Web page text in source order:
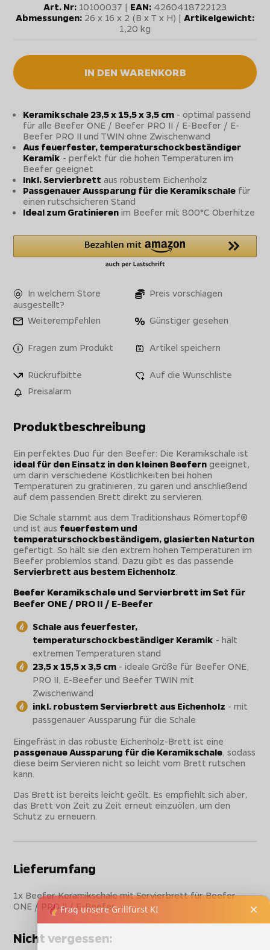
Art. Nr: 10100037 | EAN: 4260418722123
Abmessungen: 26 x 16 x 2 (B x T x H) | Artikelgewicht:
1,20 kg
IN DEN WARENKORB
Keramikschale 23,5 x 15,5 x 3,5 cm - optimal passend
für alle Beefer ONE / Beefer PRO II / E-Beefer / E-
Beefer PRO II und TWIN ohne Zwischenwand
Aus feuerfester, temperaturschockbeständiger
Keramik - perfekt für die hohen Temperaturen im
Beefer geeignet
Inkl. Servierbrett aus robustem Eichenholz
Passgenauer Aussparung für die Keramikschale für
einen rutschsicheren Stand
Ideal zum Gratinieren im Beefer mit 800°C Oberhitze
In welchem Store
ausgestellt?
Preis vorschlagen
Weiterempfehlen Günstiger gesehen
Fragen zum Produkt Artikel speichern
Rückrufbitte
Auf die Wunschliste
Preisalarm
Produktbeschreibung
Ein perfektes Duo für den Beefer: Die Keramikschale ist
ideal für den Einsatz in den kleinen Beefern geeignet,
um darin verschiedene Köstlichkeiten bei hohen
Temperaturen zu gratinieren, zu garen und anschließend
auf dem passenden Brett direkt zu servieren.
Die Schale stammt aus dem Traditionshaus Römertopf®
und ist aus feuerfestem und
temperaturschockbeständigem, glasierten Naturton
gefertigt. So hält sie den extrem hohen Temperaturen im
Beefer problemlos stand. Dazu gibt es das passende
Servierbrett aus bestem Eichenholz
Beefer Keramikschale und Servierbrett im Set für
Beefer ONE / PRO II / E-Beefer
Schale aus feuerfester,
temperaturschockbeständiger Keramik - hält
extremen Temperaturen stand
23,5 x 15,5 x 3,5 cm - ideale Größe für Beefer ONE,
PRO II, E-Beefer und Beefer TWIN mit
Zwischenwand
inkl. robustem Servierbrett aus Eichenholz - mit
passgenauer Aussparung für die Schale
Eingefräst in das robuste Eichenholz-Brett ist eine
passgenaue Aussparung für die Keramikschale, sodass
diese beim Servieren nicht so leicht vom Brett rutschen
kann.
Das Brett ist bereits leicht geölt. Es empfiehlt sich aber,
das Brett von Zeit zu Zeit erneut einzuölen, um den
Schutz zu erneuern.
Lieferumfang
1x Beefer Keramikschale mit Servierbrett für Beefer
ONE / PRO II / E-Beefer
Nicht vergessen: